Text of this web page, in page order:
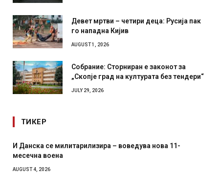
Девет мртви – четири деца: Русија пак
го нападна Кијив
AUGUST 1, 2026
Собрание: Сторниран е законот за
„Скопје град на културата без тендери“
JULY 29, 2026
ТИКЕР
И Данска се милитарилизира – воведува нова 11-
месечна воена
AUGUST 4, 2026